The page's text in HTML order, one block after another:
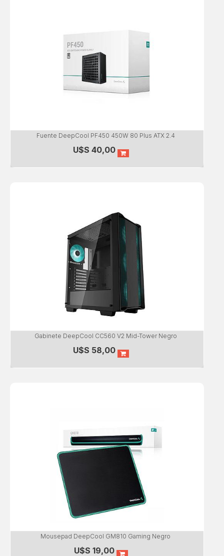
Fuente DeepCool PF450 450W 80 Plus ATX 2.4
U$S40,00
Gabinete DeepCool CC560 V2 Mid-Tower Negro
U$S 58,00
Mousepad DeepCool GM810 Gaming Negro
U$S19,00